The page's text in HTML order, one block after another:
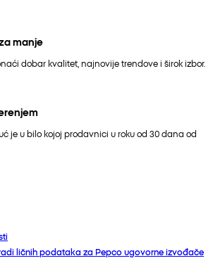
manje
dobar kvalitet, najnovije trendove i širok izbor.
je u bilo kojoj prodavnici u roku od 30 dana od
ličnih podataka za Pepco ugovorne izvođače